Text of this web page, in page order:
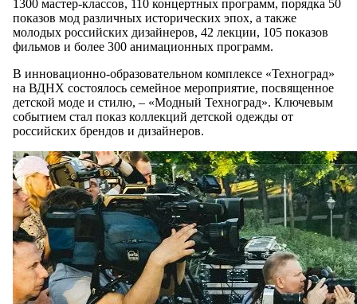
1300 мастер-классов, 110 концертных программ, порядка 50
показов мод различных исторических эпох, а также
молодых российских дизайнеров, 42 лекции, 105 показов
фильмов и более 300 анимационных программ.
В инновационно-образовательном комплексе «Техноград»
на ВДНХ состоялось семейное мероприятие, посвященное
детской моде и стилю, – «Модный Техноград». Ключевым
событием стал показ коллекций детской одежды от
российских брендов и дизайнеров.